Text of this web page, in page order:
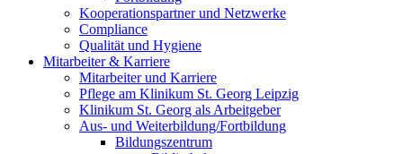
Kooperationspartner und Netzwerke
Compliance
Qualität und Hygiene
Mitarbeiter & Karriere
Mitarbeiter und Karriere
Pflege am Klinikum St. Georg Leipzig
Klinikum St. Georg als Arbeitgeber
Aus- und Weiterbildung/Fortbildung
Bildungszentrum